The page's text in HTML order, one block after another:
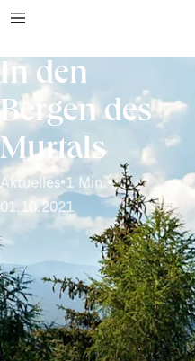
In den
Bergen des
Murtals
Aktuelles•1 Min.•
01.10.2021